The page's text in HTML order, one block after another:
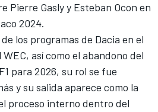
Pierre Gasly y Esteban Ocon en
2024.
los programas de Dacia en el
así como el abandono del
para 2026, su rol se fue
y su salida aparece como la
proceso interno dentro del